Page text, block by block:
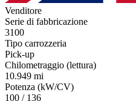
Venditore
Serie di fabbricazione
3100
Tipo carrozzeria
Pick-up
Chilometraggio (lettura)
10.949 mi
Potenza (kW/CV)
100 / 136